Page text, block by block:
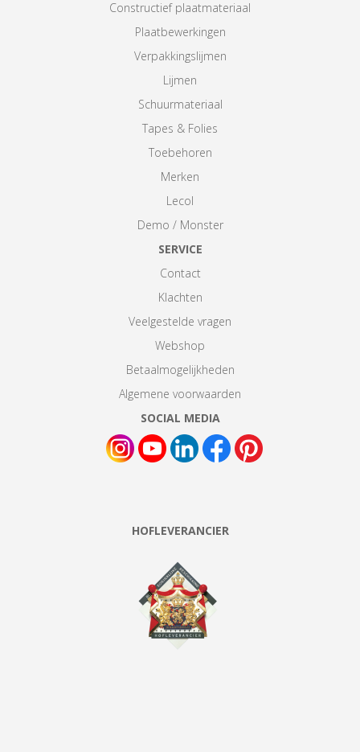
Constructief plaatmateriaal
Plaatbewerkingen
Verpakkingslijmen
Lijmen
Schuurmateriaal
Tapes & Folies
Toebehoren
Merken
Lecol
Demo / Monster
SERVICE
Contact
Klachten
Veelgestelde vragen
Webshop
Betaalmogelijkheden
Algemene voorwaarden
SOCIAL MEDIA
HOFLEVERANCIER